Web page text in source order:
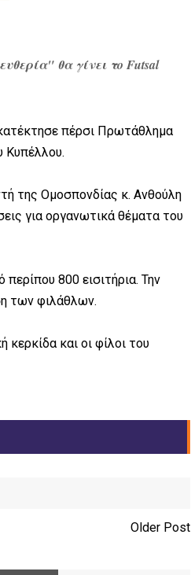
θα γίνει το Futsal
πέρσι Πρωτάθλημα
Κυπέλλου.
της Ομοσπονδίας κ. Ανθούλη
για οργανωτικά θέματα του
800 εισιτήρια. Την
των φιλάθλων.
και οι φίλοι του
Older Post